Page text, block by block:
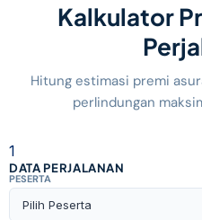
Kalkulator
Hitung estimasi premi
perlindungan
1
DATA PERJALANAN
PESERTA